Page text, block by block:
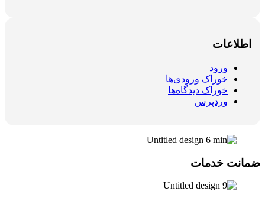
اطلاعات
ورود
خوراک ورودی‌ها
خوراک دیدگاه‌ها
وردپرس
ضمانت خدمات